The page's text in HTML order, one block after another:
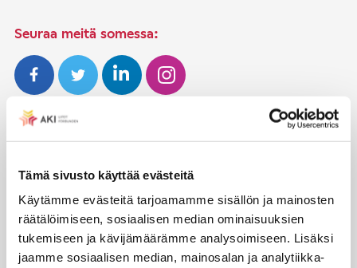
Tämä sivusto käyttää evästeitä
Käytämme evästeitä tarjoamamme sisällön ja mainosten
räätälöimiseen, sosiaalisen median ominaisuuksien
tukemiseen ja kävijämäärämme analysoimiseen. Lisäksi
jaamme sosiaalisen median, mainosalan ja analytiikka-
Seuraa meitä somessa:
Henkilöjäsenyys
Liittojäsenyys
Jäsenmaksujen työnantajaperintä
Jäsentietojen päivittäminen